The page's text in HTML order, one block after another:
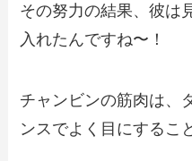
その努力の結果、彼は
入れたんですね〜！
チャンビンの筋肉は、
ンスでよく目にするこ